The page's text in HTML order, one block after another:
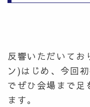
反響いただいてお
ン)はじめ、今回
でぜひ会場まで足
ます。